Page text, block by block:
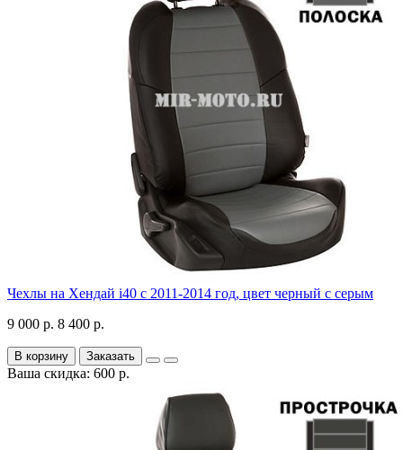
Чехлы на Хендай i40 с 2011-2014 год, цвет черный с серым
9 000 р. 8 400 р.
В корзину Заказать
Ваша скидка: 600 р.